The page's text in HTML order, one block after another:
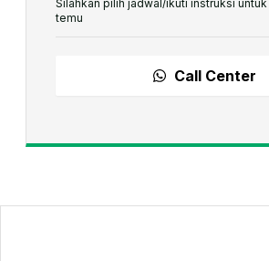
Silahkan pilih jadwal/ikuti instruksi
temu
Call Center